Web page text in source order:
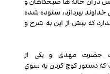
خداوند بپردازد، ستوده ‏شده
که بیش از این به شرح و
حضرت مهدی و یکی از
دستور کوچ کردن به سوي